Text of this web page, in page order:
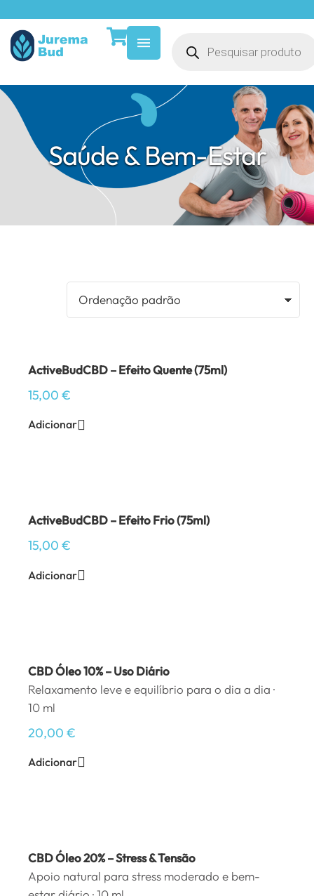
Saúde & Bem-Estar
ActiveBudCBD – Efeito Quente (75ml)
15,00 €
Adicionar
ActiveBudCBD – Efeito Frio (75ml)
15,00 €
Adicionar
CBD Óleo 10% – Uso Diário
Relaxamento leve e equilíbrio para o dia a dia ·
10 ml
20,00 €
Adicionar
CBD Óleo 20% – Stress & Tensão
Apoio natural para stress moderado e bem-